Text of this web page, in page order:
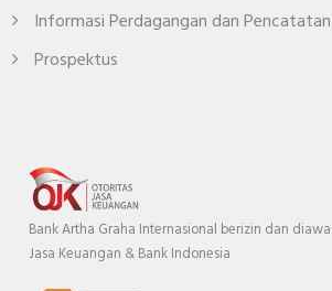
Informasi Perdagangan dan
Prospektus
Bank Artha Graha Internasional berizin dan
Jasa Keuangan & Bank Indonesia